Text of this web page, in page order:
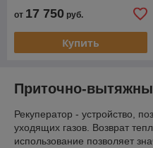
от 17 750 руб.
Купить
Приточно-
Рекуператор - устройство,
уходящих газов. Возврат
использование позволяет